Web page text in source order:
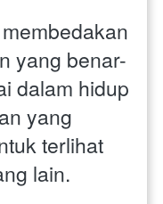
yang benar-
dalam hidup
yang
terlihat
lain.